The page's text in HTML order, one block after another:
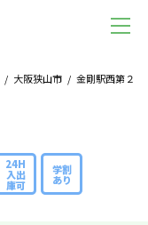
/ 大阪狭山市 / 金剛駅西第２
24H
入出
庫可
学割
あり